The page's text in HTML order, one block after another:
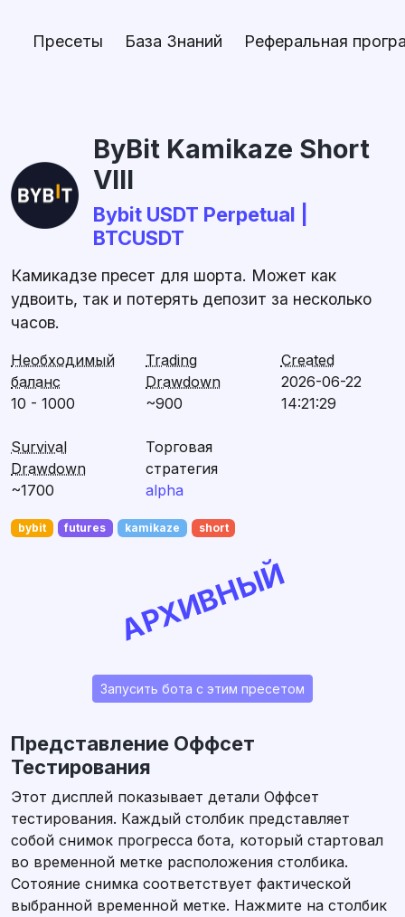
Пресеты База Знаний Реферальная
ByBit Kamikaze Short
VIII
Bybit USDT Perpetual |
BTCUSDT
Камикадзе пресет для шорта. Может как
удвоить, так и потерять депозит за несколько
часов.
Необходимый
баланс
10 - 1000
Trading
Drawdown
~900
Created
2026-06-22
14:21:29
Survival
Drawdown
~1700
Торговая
стратегия
alpha
bybit futures kamikaze short
АРХИВНЫЙ
Запусить бота с этим пресетом
Представление Оффсет
Тестирования
Этот дисплей показывает детали Оффсет
тестирования. Каждый столбик представляет
собой снимок прогресса бота, который стартовал
во временной метке расположения столбика.
Сотояние снимка соответствует фактической
выбранной временной метке. Нажмите на столбик